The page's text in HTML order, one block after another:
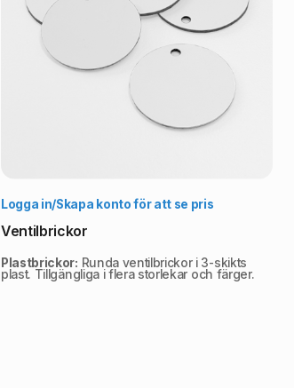
Logga in/Skapa konto för att se pris
Ventilbrickor
Plastbrickor: Runda ventilbrickor i 3-skikts
plast. Tillgängliga i flera storlekar och färger.
Välj alternativ